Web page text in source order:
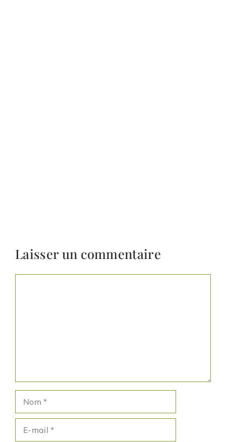
Laisser un commentaire
mail